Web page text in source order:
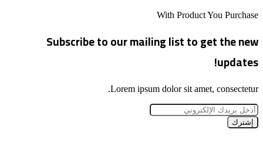
With Product You Purchase
Subscribe to our mailing list to get the new
updates!
Lorem ipsum dolor sit amet, consectetur.
أدخل
بريدك
الإلكتروني